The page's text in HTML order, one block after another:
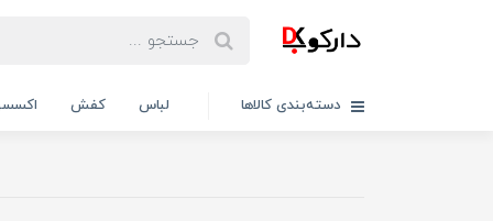
دسته‌بندی کالاها لباس کفش